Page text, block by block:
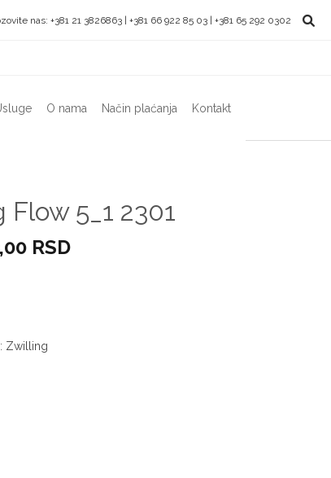
nas: +381 21 3826863 | +381 66 922 85 03 | +381 65 292 0302
O nama Način plaćanja Kontakt
5_1 2301
RSDTrenutna
Zwilling